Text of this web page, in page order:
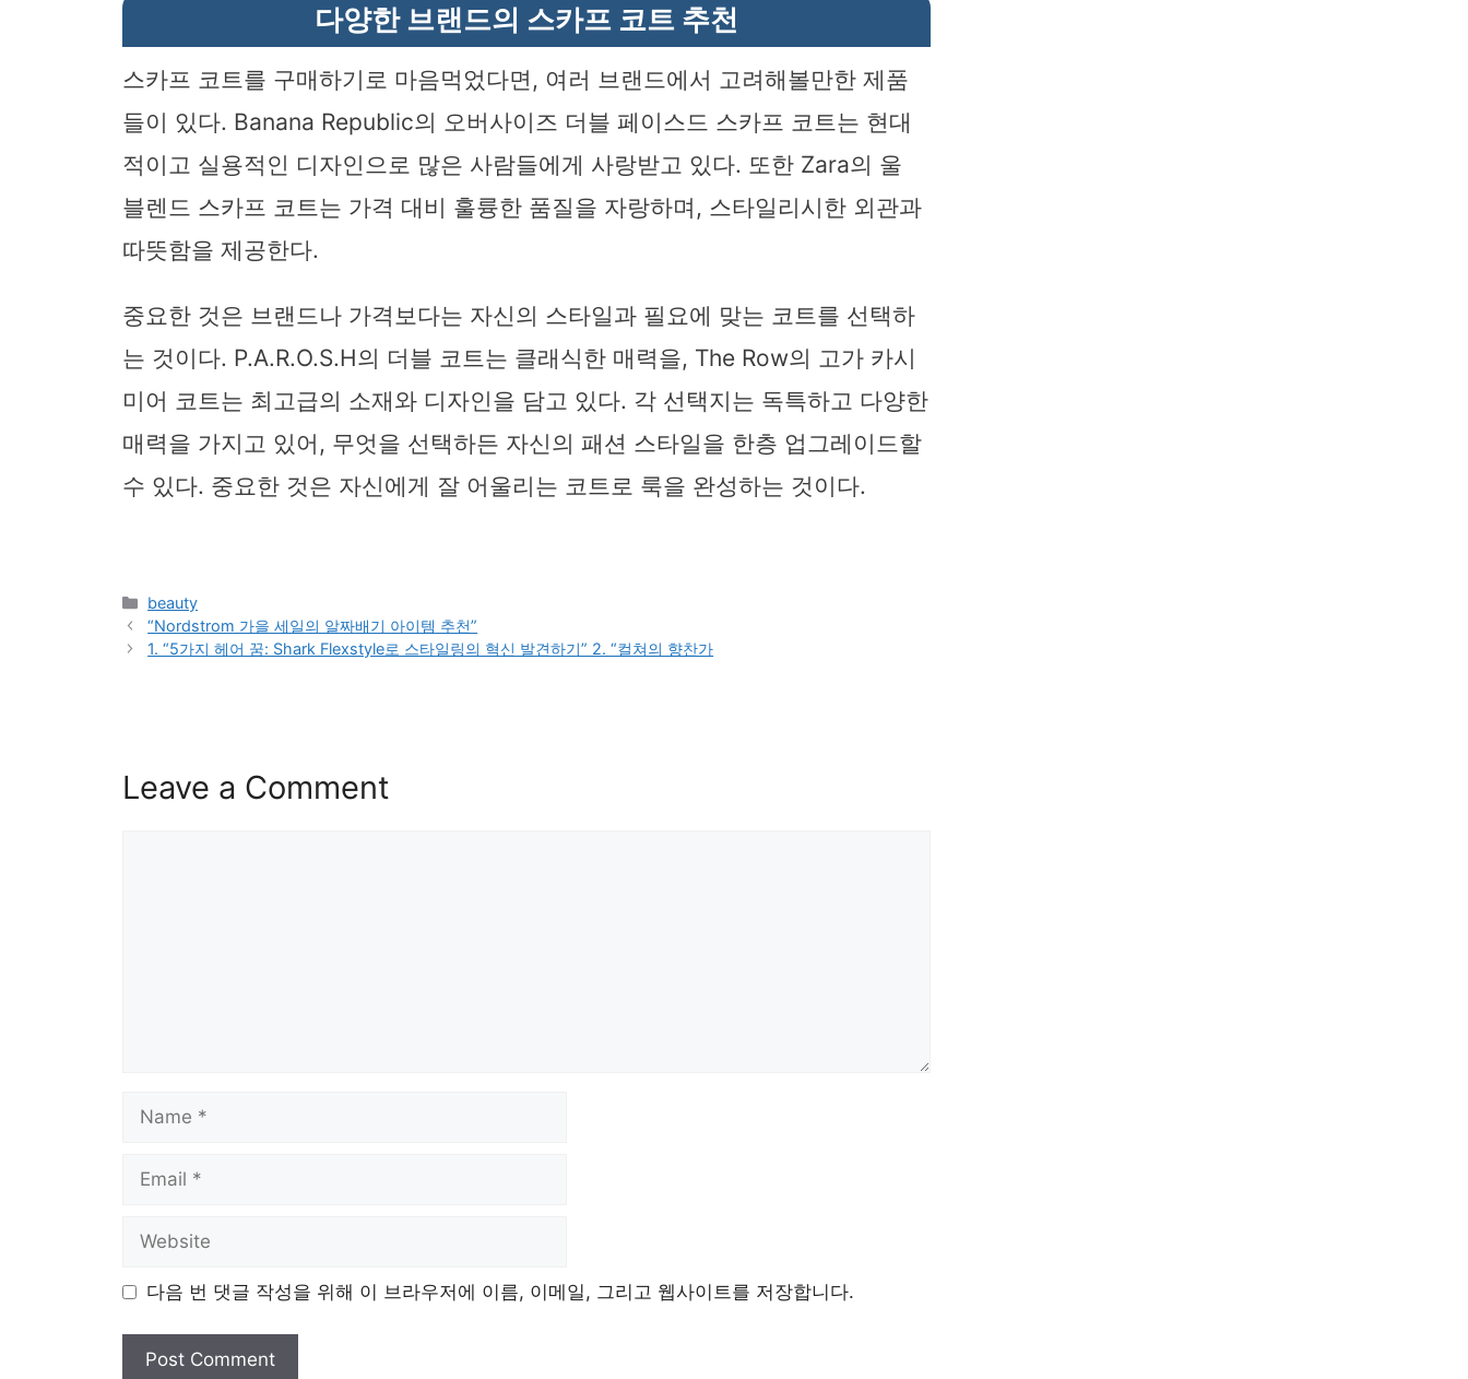
다양한 브랜드의 스카프 코트 추천
스카프 코트를 구매하기로 마음먹었다면, 여러 브랜드에서 고려해볼만한 제품
들이 있다. Banana Republic의 오버사이즈 더블 페이스드 스카프 코트는 현대
적이고 실용적인 디자인으로 많은 사람들에게 사랑받고 있다. 또한 Zara의 울
블렌드 스카프 코트는 가격 대비 훌륭한 품질을 자랑하며, 스타일리시한 외관과
따뜻함을 제공한다.
중요한 것은 브랜드나 가격보다는 자신의 스타일과 필요에 맞는 코트를 선택하
는 것이다. P.A.R.O.S.H의 더블 코트는 클래식한 매력을, The Row의 고가 카시
미어 코트는 최고급의 소재와 디자인을 담고 있다. 각 선택지는 독특하고 다양한
매력을 가지고 있어, 무엇을 선택하든 자신의 패션 스타일을 한층 업그레이드할
수 있다. 중요한 것은 자신에게 잘 어울리는 코트로 룩을 완성하는 것이다.
Categories
beauty
“Nordstrom 가을 세일의 알짜배기 아이템 추천”
1. “5가지 헤어 꿈: Shark Flexstyle로 스타일링의 혁신 발견하기” 2. “컬쳐의 향찬가
Leave a Comment
Name
Email
Website
다음 번 댓글 작성을 위해 이 브라우저에 이름, 이메일, 그리고 웹사이트를 저장합니다.